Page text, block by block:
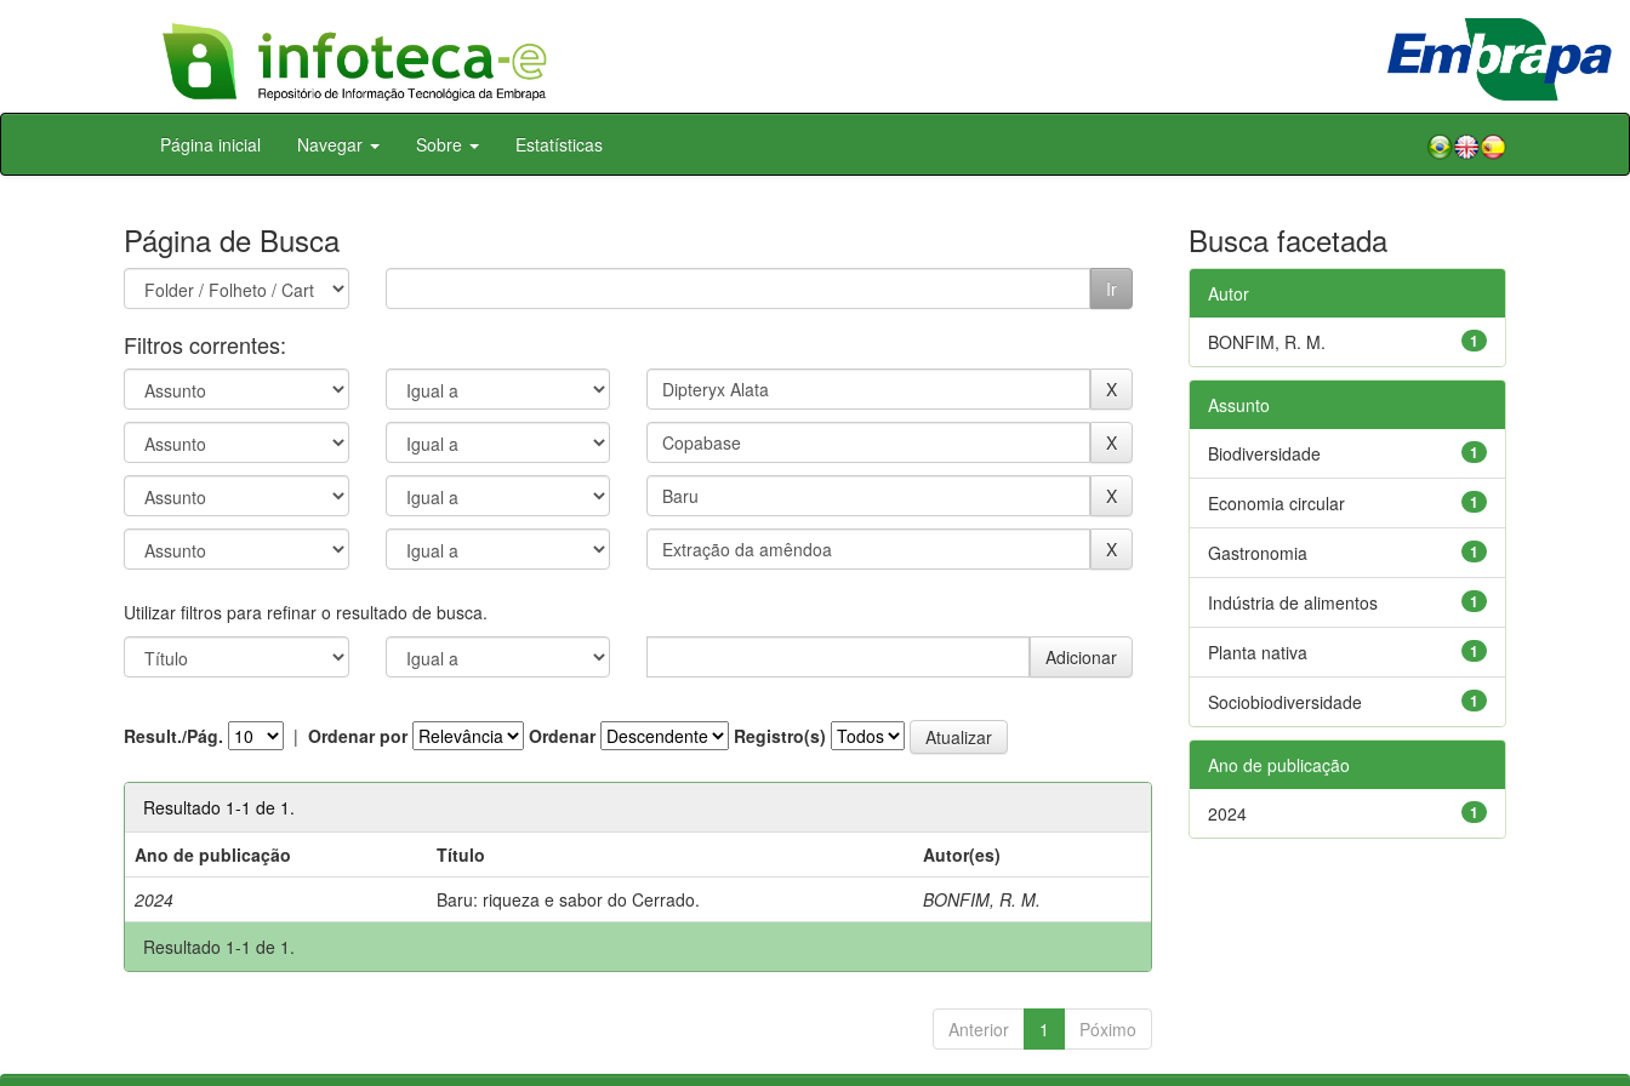
Skip
Página inicial Navegar Sobre Estatísticas
Página de Busca
Filtros correntes:
Utilizar filtros para refinar o resultado de busca.
Result./Pág. | Ordenar por Ordenar Registro(s)
Resultado 1-1 de 1.
Ano de publicação
Título
Autor(es)
2024
Baru: riqueza e sabor do Cerrado.
BONFIM, R. M.
Resultado 1-1 de 1.
Anterior 1 Póximo
Busca facetada
Autor
1
BONFIM, R. M.
Assunto
1
Biodiversidade
1
Economia circular
1
Gastronomia
1
Indústria de alimentos
1
Planta nativa
1
Sociobiodiversidade
Ano de publicação
1
2024